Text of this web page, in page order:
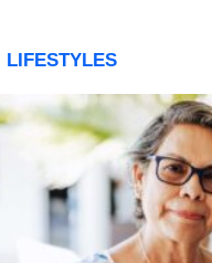
LIFESTYLES